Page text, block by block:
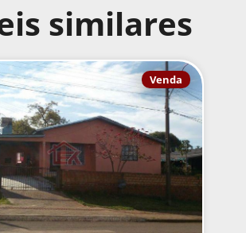
similares
Venda